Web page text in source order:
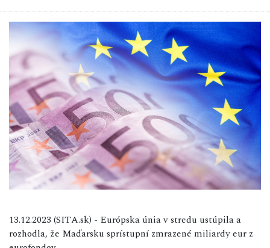
13.12.2023 (SITA.sk) - Európska únia v stredu ustúpila a
rozhodla, že Maďarsku sprístupní zmrazené miliardy eur z